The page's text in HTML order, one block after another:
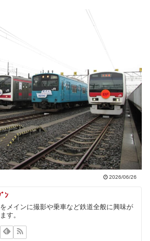
2026/06/26
ﾝ
メインに撮影や乗車など鉄道全般に興味が
す。